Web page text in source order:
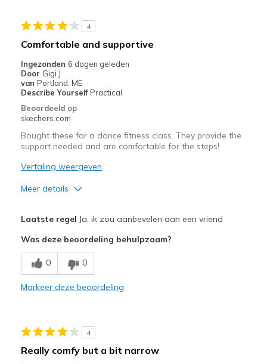
Minpunten
Beste toepassingen
Going Out
Special Occasions
Travel
Width
View On Shoes
Shoes are for Wearing
4
Comfortable and supportive
Ingezonden 6 dagen geleden
Door Gigi J
van Portland, ME
Describe Yourself Practical
Beoordeeld op
skechers.com
Bought these for a dance fitness class. They provide the
support needed and are comfortable for the steps!
Vertaling weergeven
Meer details
Comfortable
Stylish
Sizing
Laatste regel Ja, ik zou aanbevelen aan een vriend
Was deze beoordeling behulpzaam?
0 0
Markeer deze beoordeling
4
Really comfy but a bit narrow